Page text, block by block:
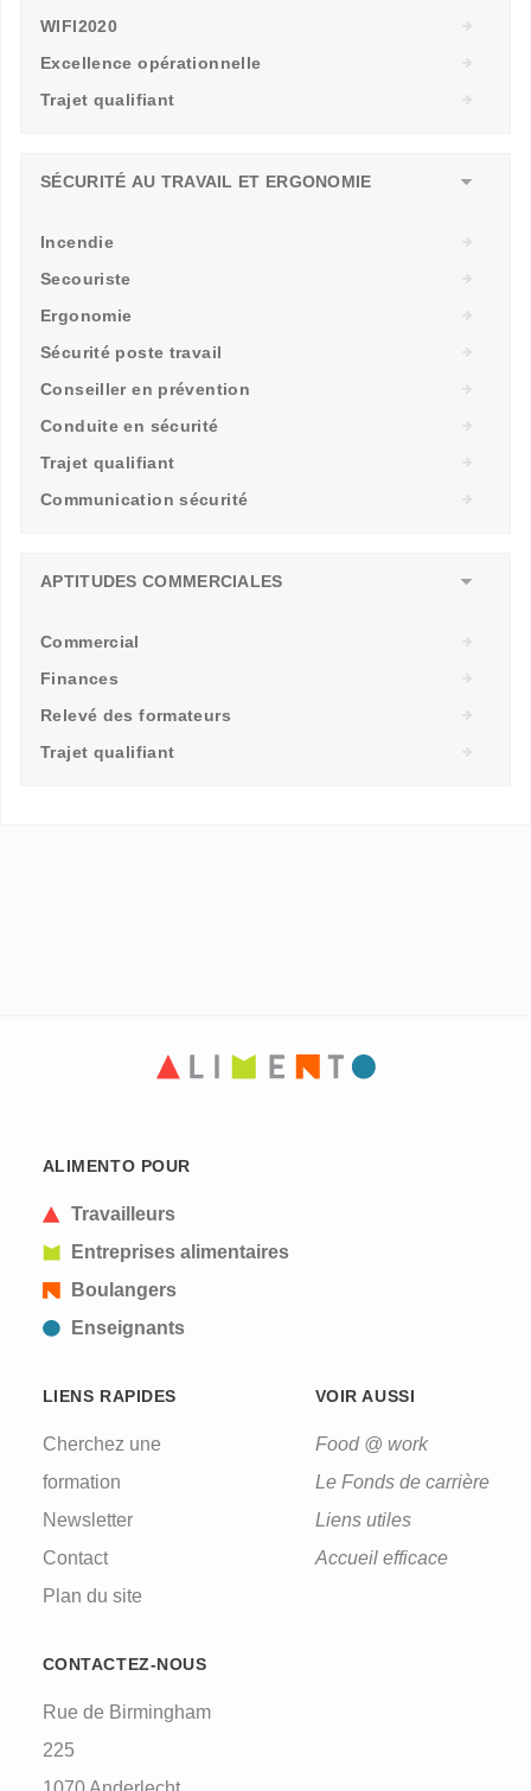
WIFI2020
Excellence opérationnelle
Trajet qualifiant
SÉCURITÉ AU TRAVAIL ET ERGONOMIE
Incendie
Secouriste
Ergonomie
Sécurité poste travail
Conseiller en prévention
Conduite en sécurité
Trajet qualifiant
Communication sécurité
APTITUDES COMMERCIALES
Commercial
Finances
Relevé des formateurs
Trajet qualifiant
ALIMENTO POUR
Travailleurs
Entreprises alimentaires
Boulangers
Enseignants
LIENS RAPIDES
Cherchez une
formation
Newsletter
Contact
Plan du site
VOIR AUSSI
Food @ work
Le Fonds de carrière
Liens utiles
Accueil efficace
CONTACTEZ-NOUS
Rue de Birmingham
225